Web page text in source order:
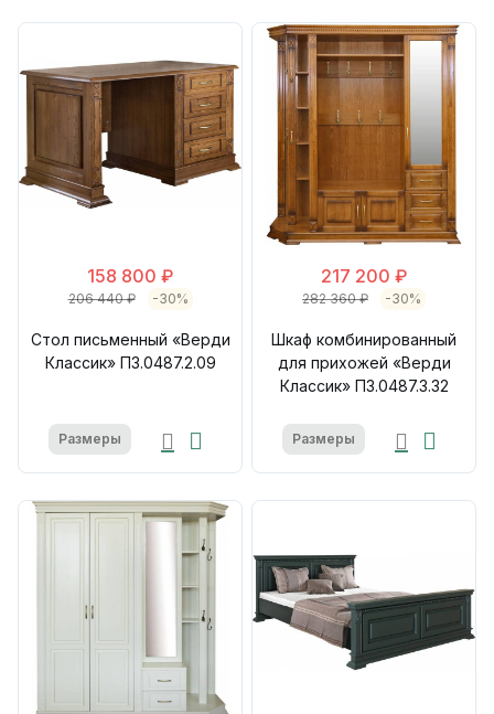
158 800 ₽
206 440 ₽ -30%
Стол письменный «Верди
Классик» П3.0487.2.09
Размеры
217 200 ₽
282 360 ₽ -30%
Шкаф комбинированный
для прихожей «Верди
Классик» П3.0487.3.32
Размеры